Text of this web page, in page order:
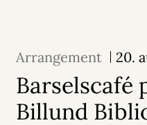
Arrangement 20.
Barselscafé
Billund